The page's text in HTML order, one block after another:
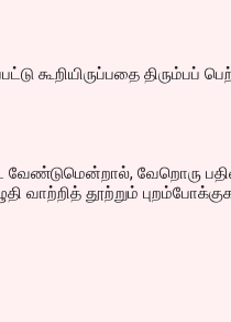
கூறியிருப்பதை திரும்பப்
வேண்டுமென்றால், வேறொரு
வாற்றித் தூற்றும்